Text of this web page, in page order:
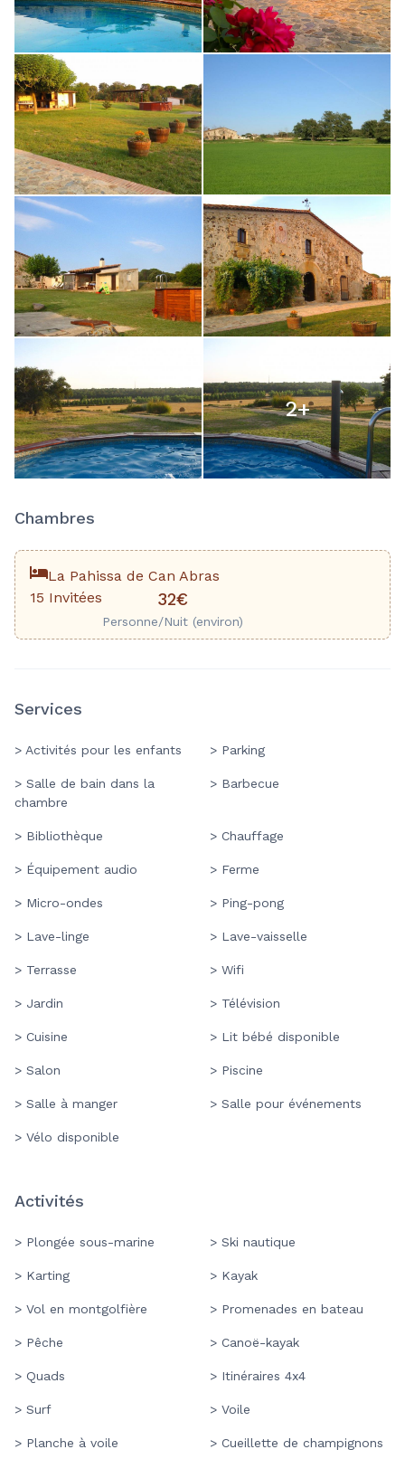
2+
Chambres
La Pahissa de Can Abras
15 Invitées
32€
Personne/Nuit (environ)
Services
> Activités pour les enfants > Parking
> Salle de bain dans la
chambre
> Barbecue
> Bibliothèque > Chauffage
> Équipement audio > Ferme
> Micro-ondes > Ping-pong
> Lave-linge > Lave-vaisselle
> Terrasse > Wifi
> Jardin > Télévision
> Cuisine > Lit bébé disponible
> Salon > Piscine
> Salle à manger > Salle pour événements
> Vélo disponible
Activités
> Plongée sous-marine > Ski nautique
> Karting > Kayak
> Vol en montgolfière > Promenades en bateau
> Pêche > Canoë-kayak
> Quads > Itinéraires 4x4
> Surf > Voile
> Planche à voile > Cueillette de champignons